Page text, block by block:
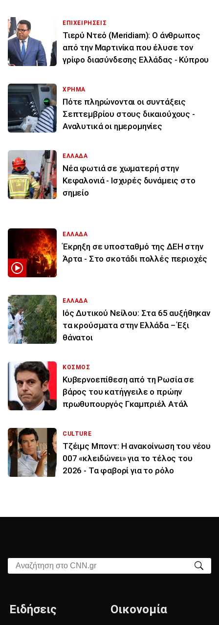
ΕΠΙΧΕΙΡΗΣΕΙΣ
Τιερύ Ντεό (Meridiam): Ο άνθρωπος
από την Μαρτινίκα που έλυσε τον
γρίφο διασύνδεσης Ελλάδας - Κύπρου
ΧΡΗΜΑ
Πότε πληρώνονται οι συντάξεις
Σεπτεμβρίου στους δικαιούχους -
Αναλυτικά οι ημερομηνίες
ΕΛΛΑΔΑ
Νέα φωτιά σε χωματερή στην
Κεφαλονιά - Ισχυρές δυνάμεις στο
σημείο
ΕΛΛΑΔΑ
Έκρηξη σε υποσταθμό της ΔΕΗ στην
Άρτα - Στο σκοτάδι πολλές περιοχές
ΕΛΛΑΔΑ
Ιός Δυτικού Νείλου: Στα 65 αυξήθηκαν
τα κρούσματα στην Ελλάδα – Έξι
θάνατοι
ΚΟΣΜΟΣ
Κυβερνοεπίθεση από τη Ρωσία σε
βάρος του κατήγγειλε ο πρώην
πρωθυπουργός Γκαμπριέλ Ατάλ
CULTURE
Τζέιμς Μποντ: Η ανακοίνωση του νέου
007 «κλειδώνει» για το τέλος του
2026 - Τα φαβορί για το ρόλο
Αναζήτηση στο CNN.gr
Ειδήσεις Οικονομία